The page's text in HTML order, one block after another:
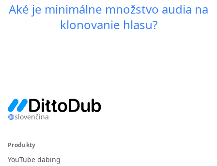
Aké je minimálne množstvo audia na
klonovanie hlasu?
slovenčina
Produkty
YouTube dabing